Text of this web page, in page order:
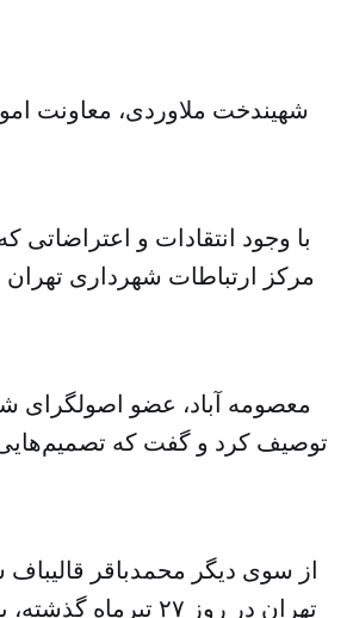
شهیندخت ملاوردی، معاونت
با وجود انتقادات و
مرکز ارتباطات شهرداری
معصومه آباد، عضو اصولگرای
توصیف کرد و گفت که
از سوی دیگر محمدباقر
تهران در روز ۲۷